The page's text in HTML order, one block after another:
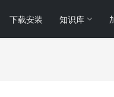
下载安装 知识库